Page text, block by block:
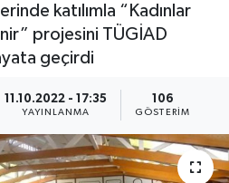
katılımla “Kadınlar
projesini TÜGİAD
geçirdi
11.10.2022 - 17:35
YAYINLANMA
106
GÖSTERIM